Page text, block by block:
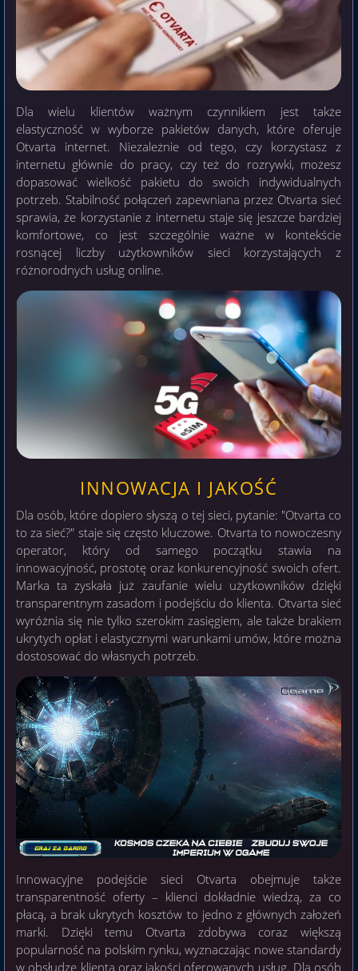
Dla wielu klientów ważnym czynnikiem jest także
elastyczność w wyborze pakietów danych, które oferuje
Otvarta internet. Niezależnie od tego, czy korzystasz z
internetu głównie do pracy, czy też do rozrywki, możesz
dopasować wielkość pakietu do swoich indywidualnych
potrzeb. Stabilność połączeń zapewniana przez Otvarta sieć
sprawia, że korzystanie z internetu staje się jeszcze bardziej
komfortowe, co jest szczególnie ważne w kontekście
rosnącej liczby użytkowników sieci korzystających z
różnorodnych usług online.
INNOWACJA I JAKOŚĆ
Dla osób, które dopiero słyszą o tej sieci, pytanie: "Otvarta co
to za sieć?" staje się często kluczowe. Otvarta to nowoczesny
operator, który od samego początku stawia na
innowacyjność, prostotę oraz konkurencyjność swoich ofert.
Marka ta zyskała już zaufanie wielu użytkowników dzięki
transparentnym zasadom i podejściu do klienta. Otvarta sieć
wyróżnia się nie tylko szerokim zasięgiem, ale także brakiem
ukrytych opłat i elastycznymi warunkami umów, które można
dostosować do własnych potrzeb.
Innowacyjne podejście sieci Otvarta obejmuje także
transparentność oferty – klienci dokładnie wiedzą, za co
płacą, a brak ukrytych kosztów to jedno z głównych założeń
marki. Dzięki temu Otvarta zdobywa coraz większą
popularność na polskim rynku, wyznaczając nowe standardy
w obsłudze klienta oraz jakości oferowanych usług. Dla osób